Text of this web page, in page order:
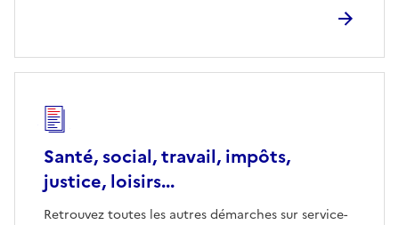
Santé, social, travail, impôts,
justice, loisirs...
Retrouvez toutes les autres démarches sur service-